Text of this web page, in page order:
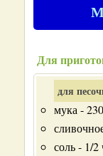
Для
для
мука -
соль - 1/2